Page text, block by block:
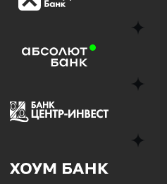
в Драйв Клик Банк
Оправить заявку
в Райффайзен Банк
Оправить заявку
в Абсолют Банк
Оправить заявку
в Центр-Инвест